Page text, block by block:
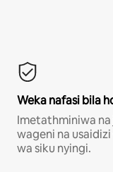
Weka nafasi bila
Imetathminiwa
wageni na
wa siku nyingi.